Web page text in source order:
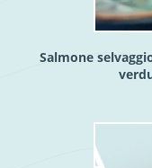
Salmone